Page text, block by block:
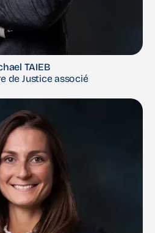
TAIEB
de Justice associé